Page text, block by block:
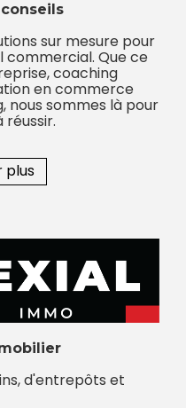
sur mesure pour
Que ce
coaching
en commerce
nous sommes là pour
réussir.
plus
d'entrepôts et